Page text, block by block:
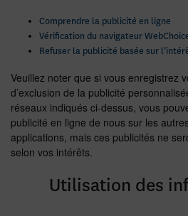
Comprendre la publicité en ligne
Vérification du navigateur
Refuser la publicité basée sur
Veuillez noter que si vous enregistrez
d’exclusion de la publicité
réseaux indiqués ci-dessus, vous
publicité en ligne de nous sur les
applications, mais ces publicités ne
selon vos intérêts.
Utilisation des